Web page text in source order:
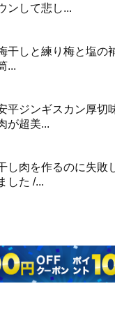
ンして悲し...
干しと練り梅と塩の
...
平ジンギスカン厚切
が超美...
し肉を作るのに失敗
した /...